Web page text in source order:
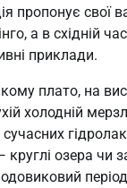
пропонує свої
а в східній
приклади.
плато, на
холодній
круглі озера чи
період